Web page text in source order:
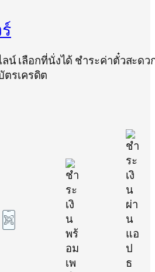
น์ เลือกที่นั่งได้ ชำระค่าตั๋วสะดว
ตรเครดิต